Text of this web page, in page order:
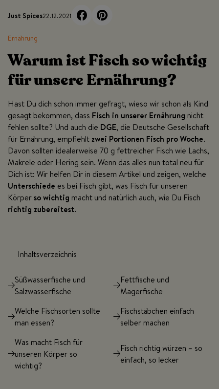
Just Spices22.12.2021
Ernährung
Warum ist Fisch so wichtig
für unsere Ernährung?
Hast Du dich schon immer gefragt, wieso wir schon als Kind
gesagt bekommen, dass Fisch in unserer Ernährung nicht
fehlen sollte? Und auch die DGE, die Deutsche Gesellschaft
für Ernährung, empfiehlt zwei Portionen Fisch pro Woche.
Davon sollten idealerweise 70 g fettreicher Fisch wie Lachs,
Makrele oder Hering sein. Wenn das alles nun total neu für
Dich ist: Wir helfen Dir in diesem Artikel und zeigen, welche
Unterschiede es bei Fisch gibt, was Fisch für unseren
Körperso wichtig macht und natürlich auch, wie Du Fisch
richtig zubereitest.
Inhaltsverzeichnis
Süßwasserfische und
Salzwasserfische
Fettfische und
Magerfische
Welche Fischsorten sollte
man essen?
Fischstäbchen einfach
selber machen
Was macht Fisch für
unseren Körper so
wichtig?
Fisch richtig würzen – so
einfach, so lecker